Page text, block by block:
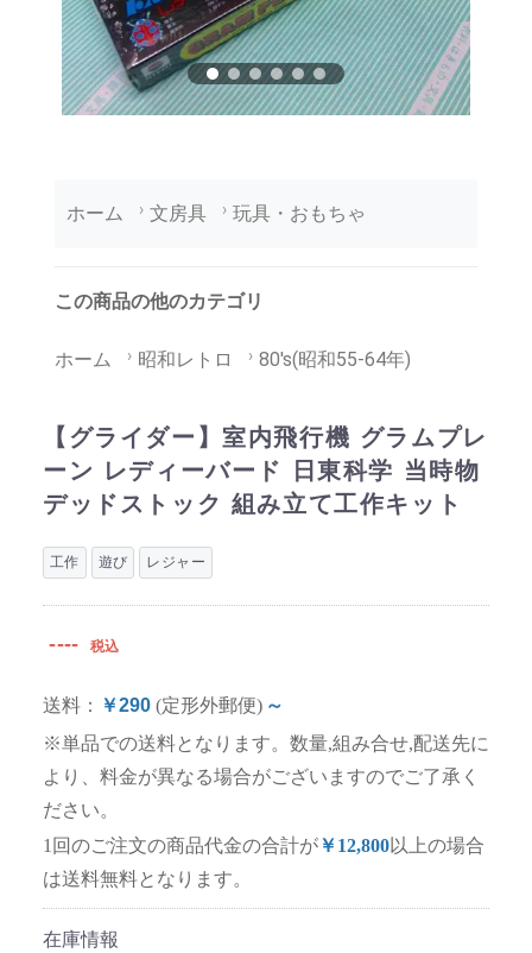
ホーム 文房具 玩具・おもちゃ
この商品の他のカテゴリ
ホーム 昭和レトロ 80's(昭和55-64年)
【グライダー】室内飛行機 グラムプレ
ーン レディーバード 日東科学 当時物
デッドストック 組み立て工作キット
工作 遊び レジャー
---- 税込
送料： ￥290 (定形外郵便) ～
※単品での送料となります。数量,組み合せ,配送先に
より、料金が異なる場合がございますのでご了承く
ださい。
1回のご注文の商品代金の合計が￥12,800以上の場合
は送料無料となります。
在庫情報